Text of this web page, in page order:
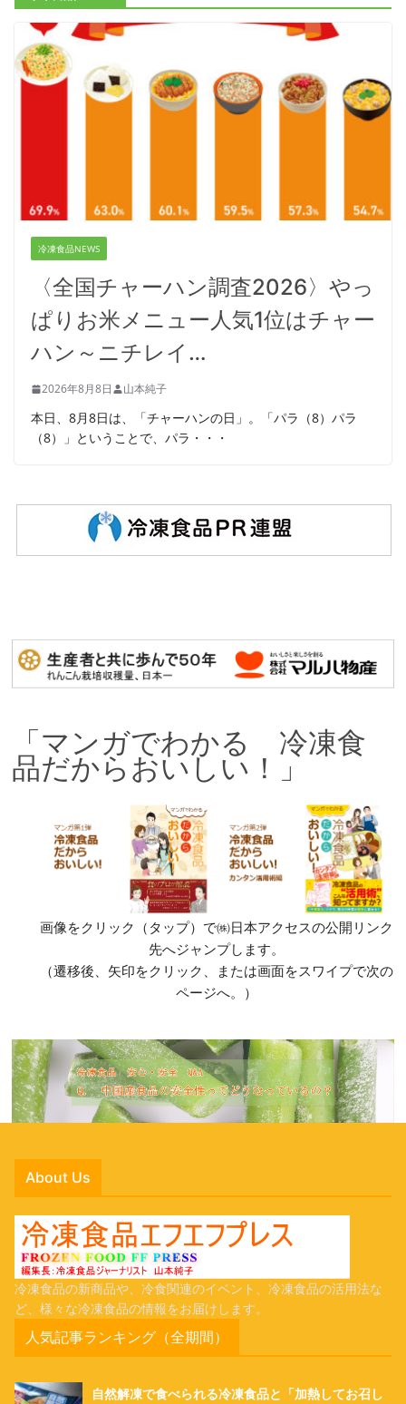
冷凍食品NEWS
〈全国チャーハン調査2026〉やっ
ぱりお米メニュー人気1位はチャー
ハン～ニチレイ…
2026年8月8日 山本純子
本日、8月8日は、「チャーハンの日」。「パラ（8）パラ
（8）」ということで、パラ・・・
「マンガでわかる 冷凍食
品だからおいしい！」
画像をクリック（タップ）で㈱日本アクセスの公開リンク
先へジャンプします。
（遷移後、矢印をクリック、または画面をスワイプで次の
ページへ。）
About Us
冷凍食品の新商品や、冷食関連のイベント、冷凍食品の活用法な
ど、様々な冷凍食品の情報をお届けします。
人気記事ランキング（全期間）
自然解凍で食べられる冷凍食品と「加熱してお召し